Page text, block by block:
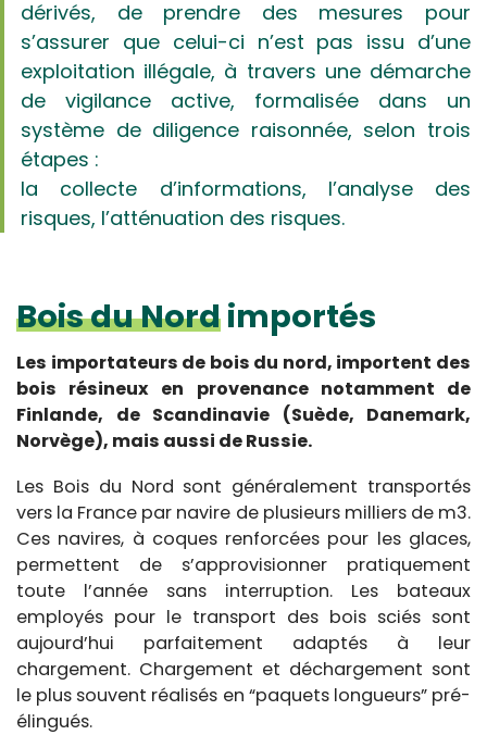
dérivés, de prendre des mesures pour
s’assurer que celui-ci n’est pas issu d’une
exploitation illégale, à travers une démarche
de vigilance active, formalisée dans un
système de diligence raisonnée, selon trois
étapes :
la collecte d’informations, l’analyse des
risques, l’atténuation des risques.
Bois du Nordimportés
Les importateurs de bois du nord, importent des
bois résineux en provenance notamment de
Finlande, de Scandinavie (Suède, Danemark,
Norvège), mais aussi de Russie.
Les Bois du Nord sont généralement transportés
vers la France par navire de plusieurs milliers de m3.
Ces navires, à coques renforcées pour les glaces,
permettent de s’approvisionner pratiquement
toute l’année sans interruption. Les bateaux
employés pour le transport des bois sciés sont
aujourd’hui parfaitement adaptés à leur
chargement. Chargement et déchargement sont
le plus souvent réalisés en “paquets longueurs” pré-
élingués.